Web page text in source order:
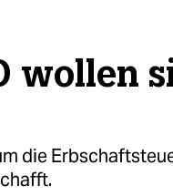
wollen
die